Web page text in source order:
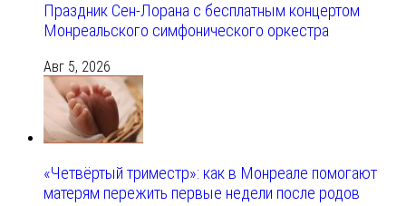
Праздник Сен-Лорана с бесплатным концертом
Монреальского симфонического оркестра
Авг 5, 2026
«Четвёртый триместр»: как в Монреале помогают
матерям пережить первые недели после родов